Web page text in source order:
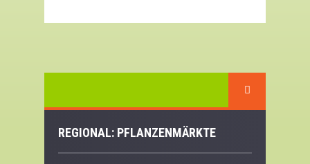
REGIONAL: PFLANZENMÄRKTE